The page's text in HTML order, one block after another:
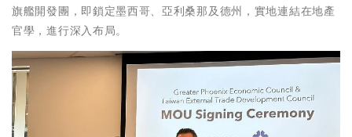
旗艦開發團，即鎖定墨西哥、亞利桑那及德州，實地連結在地產
官學，進行深入布局。